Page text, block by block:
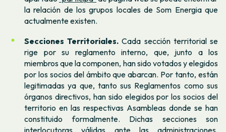
la relación de los grupos locales de Som Energia que
actualmente existen.
Secciones Territoriales. Cada sección territorial se
rige por su reglamento interno, que, junto a los
miembros que la componen, han sido votados y elegidos
por los socios del ámbito que abarcan. Por tanto, están
legitimadas ya que, tanto sus Reglamentos como sus
órganos directivos, han sido elegidos por los socios del
territorio en las respectivas Asambleas donde se han
constituido formalmente. Dichas secciones son
interlocutoras válidas ante las administraciones,